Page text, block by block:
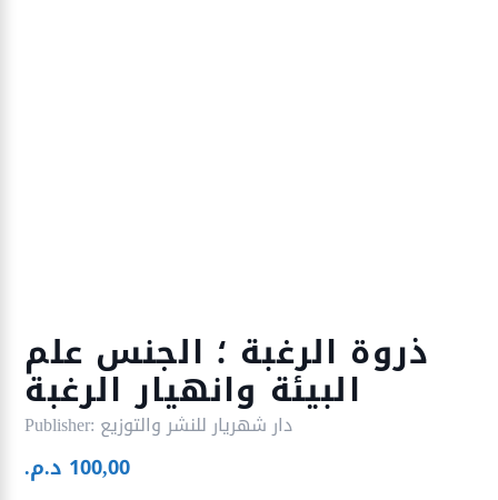
ذروة الرغبة ؛ الجنس علم
البيئة وانهيار الرغبة
Publisher: دار شهريار للنشر والتوزيع
100,00 د.م.